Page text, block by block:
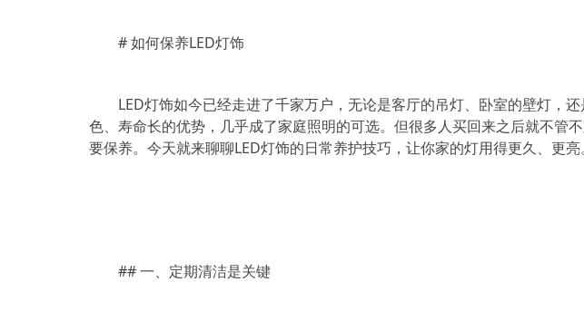
# 如何保养LED灯饰
LED灯饰如今已经走进了千家万户，无论是客厅的吊灯、卧室的壁灯，
色、寿命长的优势，几乎成了家庭照明的可选。但很多人买回来之后就不
要保养。今天就来聊聊LED灯饰的日常养护技巧，让你家的灯用得更久、更亮。
## 一、定期清洁是关键